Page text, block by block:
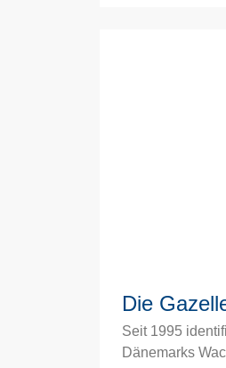
Die
Seit 1995
Dänemarks